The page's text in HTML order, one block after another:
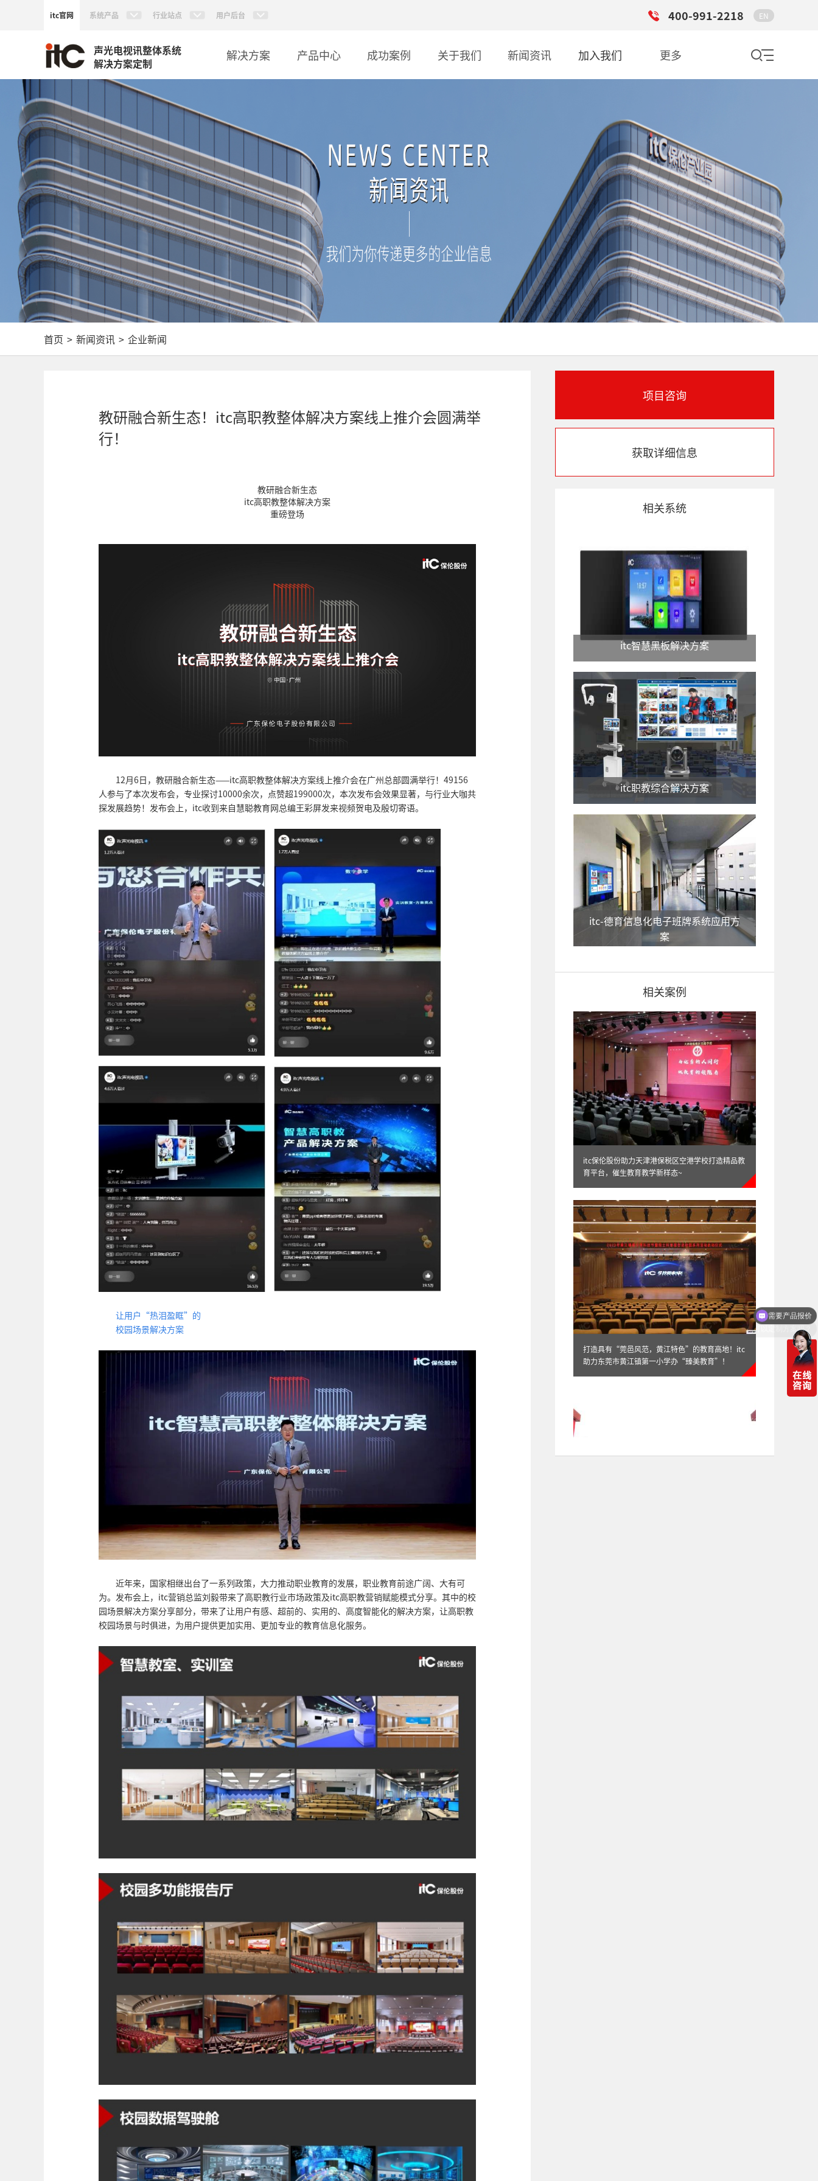
itc官网 系统产品 行业站点 用户后台 400-991-2218 EN
声光电视讯整体系统
解决方案定制
解决方案 产品中心 成功案例 关于我们 新闻资讯 加入我们 更多
首页 > 新闻资讯 > 企业新闻
教研融合新生态！itc高职教整体解决方案线上推介会圆满举
行！
教研融合新生态
itc高职教整体解决方案
重磅登场
12月6日，教研融合新生态——itc高职教整体解决方案线上推介会在广州总部圆满举行！49156
人参与了本次发布会，专业探讨10000余次，点赞超199000次，本次发布会效果显著，与行业大咖共
探发展趋势！发布会上，itc收到来自慧聪教育网总编王彩屏发来视频贺电及殷切寄语。
让用户“热泪盈眶”的
校园场景解决方案
近年来，国家相继出台了一系列政策，大力推动职业教育的发展，职业教育前途广阔、大有可
为。发布会上，itc营销总监刘毅带来了高职教行业市场政策及itc高职教营销赋能模式分享。其中的校
园场景解决方案分享部分，带来了让用户有感、超前的、实用的、高度智能化的解决方案，让高职教
校园场景与时俱进，为用户提供更加实用、更加专业的教育信息化服务。
项目咨询
获取详细信息
相关系统
itc智慧黑板解决方案
itc职教综合解决方案
itc-德育信息化电子班牌系统应用方
案
itc-校园文化宣传电子班牌系统应用
方案
相关案例
itc保伦股份助力天津港保税区空港学校打造精品教
育平台，催生教育教学新样态~
打造具有“莞邑风范，黄江特色”的教育高地！itc
助力东莞市黄江镇第一小学办“臻美教育”！
可以定制方案吗？